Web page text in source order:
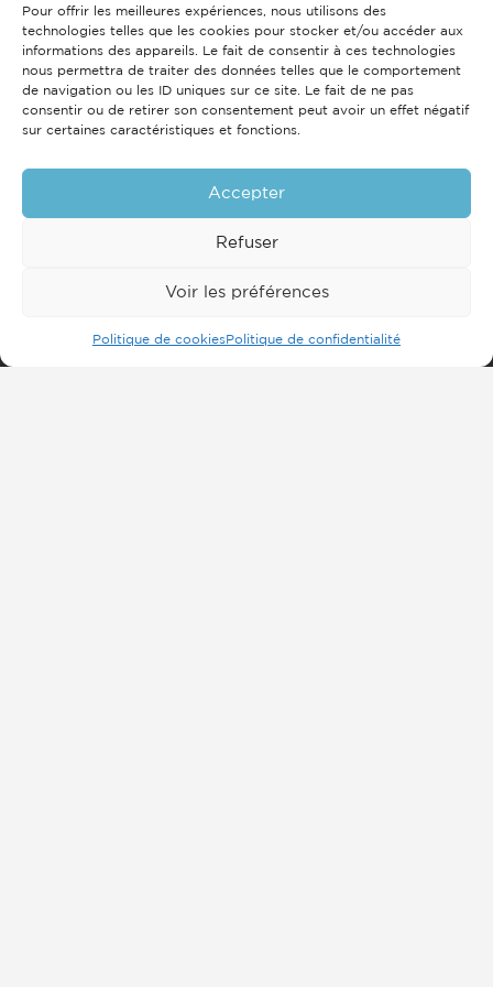
Pour offrir les meilleures expériences, nous utilisons des
technologies telles que les cookies pour stocker et/ou accéder aux
informations des appareils. Le fait de consentir à ces technologies
nous permettra de traiter des données telles que le comportement
de navigation ou les ID uniques sur ce site. Le fait de ne pas
consentir ou de retirer son consentement peut avoir un effet négatif
sur certaines caractéristiques et fonctions.
Accepter
Refuser
Voir les préférences
Politique de cookiesPolitique de confidentialité